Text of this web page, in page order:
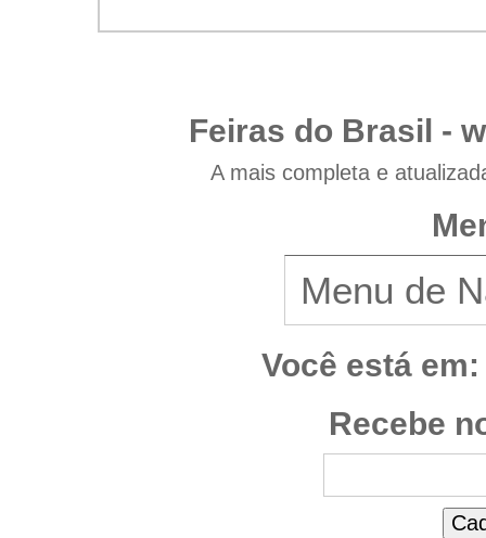
Feiras do Brasil -
A mais completa e
Você está em:
Recebe